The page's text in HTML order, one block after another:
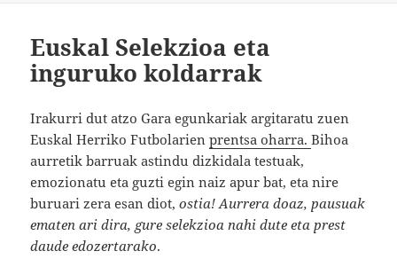
Euskal Selekzioa eta
inguruko koldarrak
Irakurri dut atzo Gara egunkariak argitaratu zuen
Euskal Herriko Futbolarienprentsa oharra.Bihoa
aurretik barruak astindu dizkidala testuak,
emozionatu eta guzti egin naiz apur bat, eta nire
buruari zera esan diot,ostia! Aurrera doaz, pausuak
ematen ari dira, gure selekzioa nahi dute eta prest
daude edozertarako.